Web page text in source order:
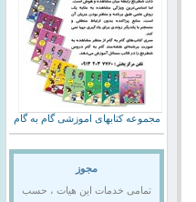
مجموعه کتابهای اموزشی گام به گام
مجوز
تمامی خدمات این هیات ، حسب